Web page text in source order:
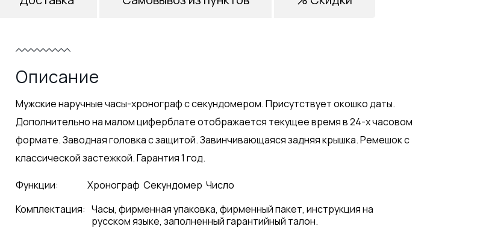
Описание
Мужские наручные часы-хронограф с секундомером. Присутствует окошко даты.
Дополнительно на малом циферблате отображается текущее время в 24-х часовом
формате. Заводная головка с защитой. Завинчивающаяся задняя крышка. Ремешок с
классической застежкой. Гарантия 1 год.
Функции: Хронограф Секундомер Число
Комплектация: Часы, фирменная упаковка, фирменный пакет, инструкция на
русском языке, заполненный гарантийный талон.